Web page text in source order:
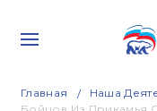
Главная Наша